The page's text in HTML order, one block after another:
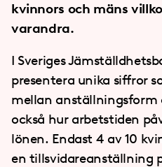
kvinnors och mäns
varandra.
I Sveriges
presentera unika siffror
mellan anställningsform
också hur arbetstiden
lönen. Endast 4 av 10
en tillsvidareanställning